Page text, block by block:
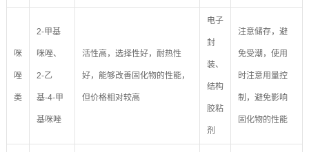
咪
唑
类
2-甲基
咪唑、
2-乙
基-4-甲
基咪唑
活性高，选择性好，耐热性
好，能够改善固化物的性能，
但价格相对较高
电子
封
装、
结构
胶粘
剂
注意储存，避
免受潮，使用
时注意用量控
制，避免影响
固化物的性能